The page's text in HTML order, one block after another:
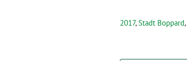
2017,Stadt Boppard,